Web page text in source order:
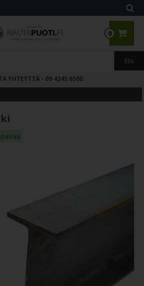
0
YHTEYTTÄ - 09 4245 6500